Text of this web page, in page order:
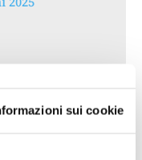
sui cookie